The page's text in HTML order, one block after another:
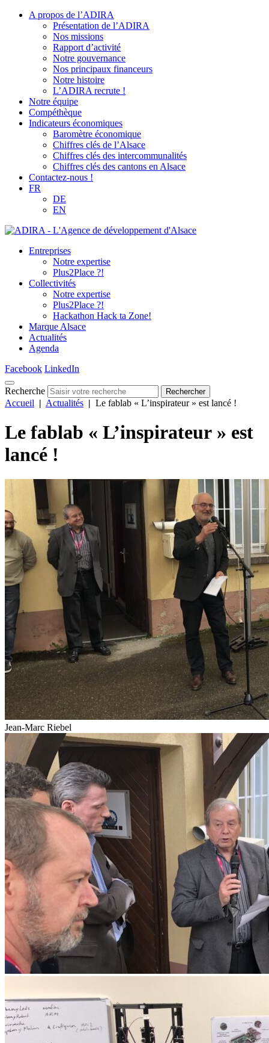
A propos de l’ADIRA
Présentation de l’ADIRA
Nos missions
Rapport d’activité
Notre gouvernance
Nos principaux financeurs
Notre histoire
L’ADIRA recrute !
Notre équipe
Compéthèque
Indicateurs économiques
Baromètre économique
Chiffres clés de l’Alsace
Chiffres clés des intercommunalités
Chiffres clés des cantons en Alsace
Contactez-nous !
FR
DE
EN
Entreprises
Notre expertise
Plus2Place ?!
Collectivités
Notre expertise
Plus2Place ?!
Hackathon Hack ta Zone!
Marque Alsace
Actualités
Agenda
Facebook LinkedIn
Recherche Rechercher
Accueil | Actualités | Le fablab « L’inspirateur » est lancé !
Le fablab « L’inspirateur » est
lancé !
Jean-Marc Riebel